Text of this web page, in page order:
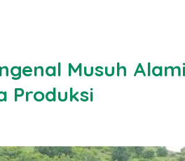
Musuh
Produksi